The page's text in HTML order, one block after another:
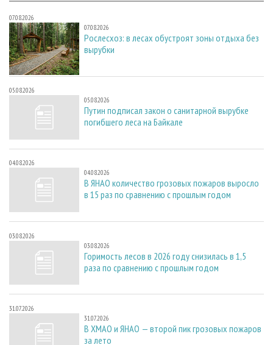
07.08.2026
07.08.2026
Рослесхоз: в лесах обустроят зоны отдыха без
вырубки
05.08.2026
05.08.2026
Путин подписал закон о санитарной вырубке
погибшего леса на Байкале
04.08.2026
04.08.2026
В ЯНАО количество грозовых пожаров выросло
в 15 раз по сравнению с прошлым годом
03.08.2026
03.08.2026
Горимость лесов в 2026 году снизилась в 1,5
раза по сравнению с прошлым годом
31.07.2026
31.07.2026
В ХМАО и ЯНАО — второй пик грозовых пожаров
за лето